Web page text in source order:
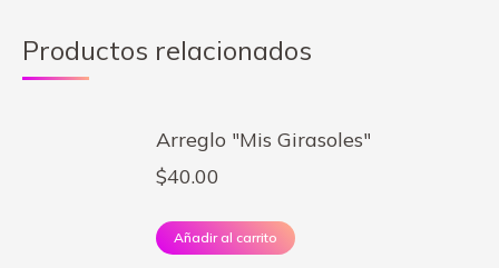
Productos relacionados
Arreglo "Mis Girasoles"
$40.00
Añadir al carrito